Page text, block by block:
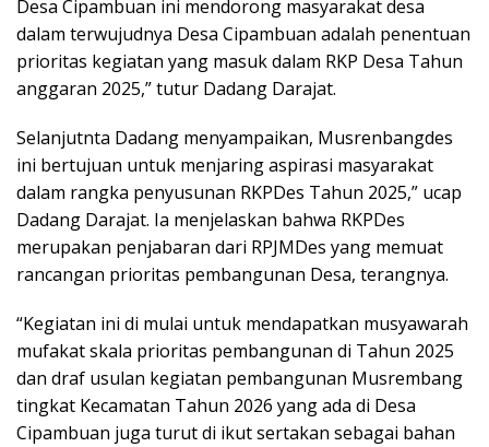
Desa Cipambuan ini mendorong masyarakat desa
dalam terwujudnya Desa Cipambuan adalah penentuan
prioritas kegiatan yang masuk dalam RKP Desa Tahun
anggaran 2025,” tutur Dadang Darajat.
Selanjutnta Dadang menyampaikan, Musrenbangdes
ini bertujuan untuk menjaring aspirasi masyarakat
dalam rangka penyusunan RKPDes Tahun 2025,” ucap
Dadang Darajat. Ia menjelaskan bahwa RKPDes
merupakan penjabaran dari RPJMDes yang memuat
rancangan prioritas pembangunan Desa, terangnya.
“Kegiatan ini di mulai untuk mendapatkan musyawarah
mufakat skala prioritas pembangunan di Tahun 2025
dan draf usulan kegiatan pembangunan Musrembang
tingkat Kecamatan Tahun 2026 yang ada di Desa
Cipambuan juga turut di ikut sertakan sebagai bahan